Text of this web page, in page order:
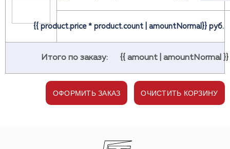
{{ product.price * product.count | amountNormal}} руб.
Итого по заказу: {{ amount | amountNormal }}
ОФОРМИТЬ ЗАКАЗ ОЧИСТИТЬ КОРЗИНУ